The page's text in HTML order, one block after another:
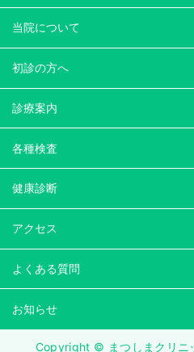
当院について
初診の方へ
診療案内
各種検査
健康診断
アクセス
よくある質問
お知らせ
Copyright © まつしまクリニ